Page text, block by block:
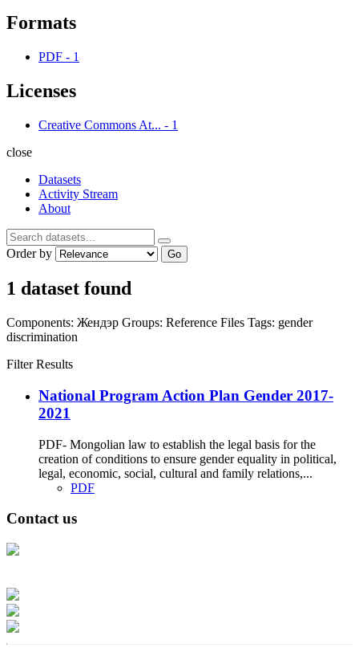
Formats
PDF - 1
Licenses
Creative Commons At... - 1
close
Datasets
Activity Stream
About
Order by Go
1 dataset found
Components: Жендэр Groups: Reference Files Tags: gender
discrimination
Filter Results
National Program Action Plan Gender 2017-
2021
PDF- Mongolian law to establish the legal basis for the
creation of conditions to ensure gender equality in political,
legal, economic, social, cultural and family relations,...
PDF
Contact us